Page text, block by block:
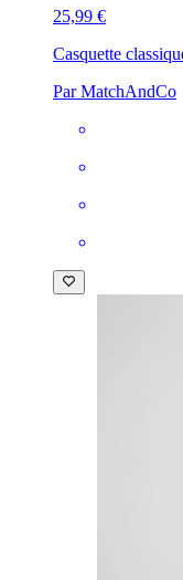
25,99 €
Casquette
Par MatchAndCo